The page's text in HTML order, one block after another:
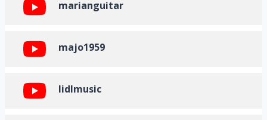
marianguitar
majo1959
lidlmusic